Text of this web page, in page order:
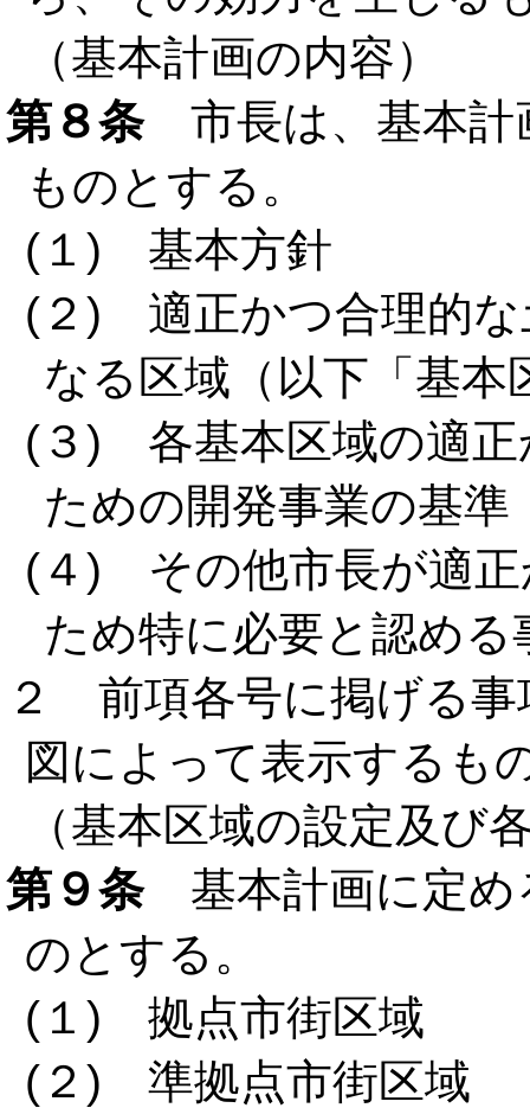
（基本計画の内容）
第８条市長は、基本計
ものとする。
(１) 基本方針
(２) 適正かつ合理的な
なる区域（以下「基本
(３) 各基本区域の適正
ための開発事業の基準
(４) その他市長が適正
ため特に必要と認める
２ 前項各号に掲げる事
図によって表示するも
（基本区域の設定及び
第９条基本計画に定め
のとする。
(１) 拠点市街区域
(２) 準拠点市街区域